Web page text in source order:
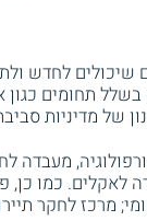
לחדש
בשלל תחומים
של מדיניות
מעבדה
לאקלים. כמו
מרכז לחקר